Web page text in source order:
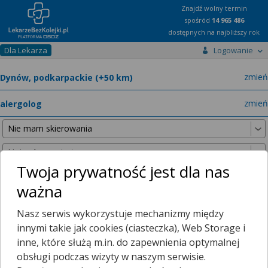
Znajdź wolny termin
spośród 14 965 486
dostępnych na najbliższy rok
Dla Lekarza Logowanie
zmień
zmień
Nie znaleźliśmy żadnych lekarzy w promieniu25 km , dlatego
zwiększyliśmy promień wyszukiwania do
50 km
Twoja prywatność jest dla nas
ważna
Nasz serwis wykorzystuje mechanizmy między
innymi takie jak cookies (ciasteczka), Web Storage i
inne, które służą m.in. do zapewnienia optymalnej
obsługi podczas wizyty w naszym serwisie.